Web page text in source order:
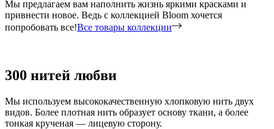
Мы предлагаем вам наполнить жизнь яркими красками и
привнести новое. Ведь с коллекцией Bloom хочется
попробовать все!Все товары коллекции
300 нитей любви
Мы используем высококачественную хлопковую нить двух
видов. Более плотная нить образует основу ткани, а более
тонкая крученая — лицевую сторону.